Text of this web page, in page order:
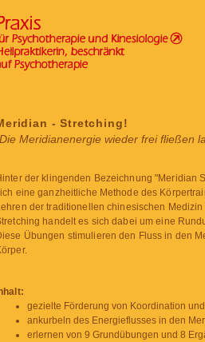
- Stretching!
Meridianenergie wieder frei fließen
der klingenden Bezeichnung "Meridian
eine ganzheitliche Methode des
der traditionellen chinesischen
handelt es sich dabei um eine
Übungen stimulieren den Fluss in den
gezielte Förderung von Koordination
ankurbeln des Energieflusses in den
erlernen von 9 Grundübungen und 8